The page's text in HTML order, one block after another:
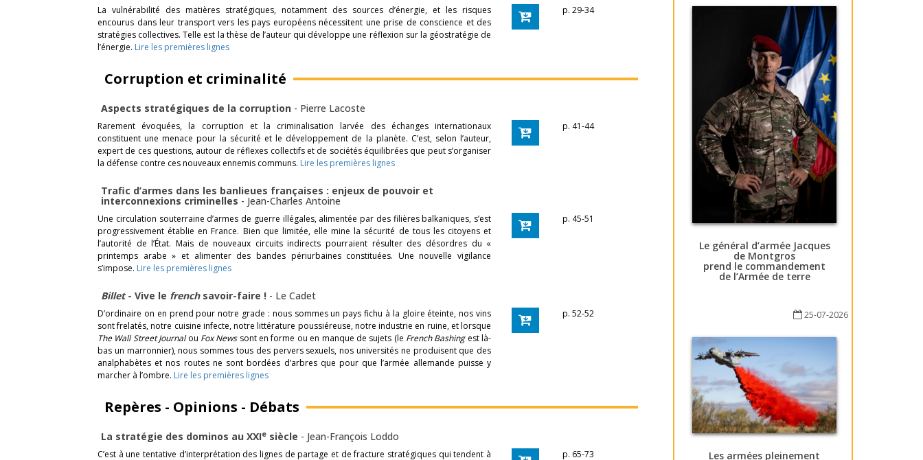
La vulnérabilité des matières stratégiques, notamment des sources d’énergie, et les risques
encourus dans leur transport vers les pays européens nécessitent une prise de conscience et des
stratégies collectives. Telle est la thèse de l’auteur qui développe une réflexion sur la géostratégie de
l’énergie. Lire les premières lignes
p. 29-34
Corruption et criminalité
Aspects stratégiques de la corruption - Pierre Lacoste
Rarement évoquées, la corruption et la criminalisation larvée des échanges internationaux
constituent une menace pour la sécurité et le développement de la planète. C’est, selon l’auteur,
expert de ces questions, autour de réflexes collectifs et de sociétés équilibrées que peut s’organiser
la défense contre ces nouveaux ennemis communs. Lire les premières lignes
p. 41-44
Trafic d’armes dans les banlieues françaises : enjeux de pouvoir et
interconnexions criminelles - Jean-Charles Antoine
Une circulation souterraine d’armes de guerre illégales, alimentée par des filières balkaniques, s’est
progressivement établie en France. Bien que limitée, elle mine la sécurité de tous les citoyens et
l’autorité de l’État. Mais de nouveaux circuits indirects pourraient résulter des désordres du «
printemps arabe » et alimenter des bandes périurbaines constituées. Une nouvelle vigilance
s’impose. Lire les premières lignes
p. 45-51
Billet- Vive le frenchsavoir-faire ! - Le Cadet
D’ordinaire on en prend pour notre grade : nous sommes un pays fichu à la gloire éteinte, nos vins
sont frelatés, notre cuisine infecte, notre littérature poussiéreuse, notre industrie en ruine, et lorsque
The Wall Street Journalou Fox Newssont en forme ou en manque de sujets (le French Bashingest là-
bas un marronnier), nous sommes tous des pervers sexuels, nos universités ne produisent que des
analphabètes et nos routes ne sont bordées d’arbres que pour que l’armée allemande puisse y
marcher à l’ombre. Lire les premières lignes
p. 52-52
Repères - Opinions - Débats
La stratégie des dominos au XXIe siècle - Jean-François Loddo
C’est à une tentative d’interprétation des lignes de partage et de fracture stratégiques qui tendent à
p. 65-73
Le général d’armée Jacques
de Montgros
prend le commandement
de l’Armée de terre
25-07-2026
Les armées pleinement